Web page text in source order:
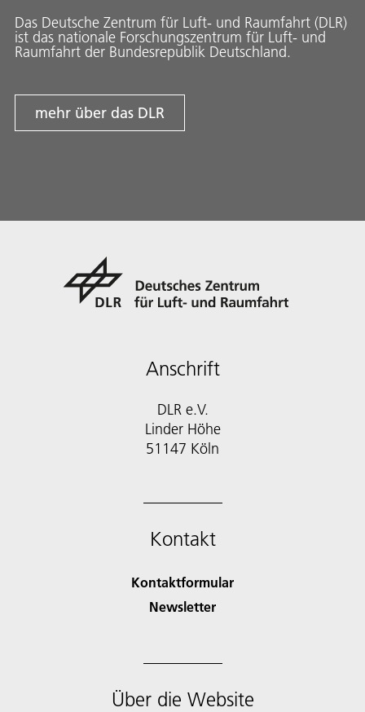
Das Deutsche Zentrum für Luft- und Raumfahrt (DLR)
ist das nationale Forschungszentrum für Luft- und
Raumfahrt der Bundesrepublik Deutschland.
mehr über das DLR
Anschrift
DLR e.V.
Linder Höhe
51147 Köln
Kontakt
Kontaktformular
Newsletter
Über die Website